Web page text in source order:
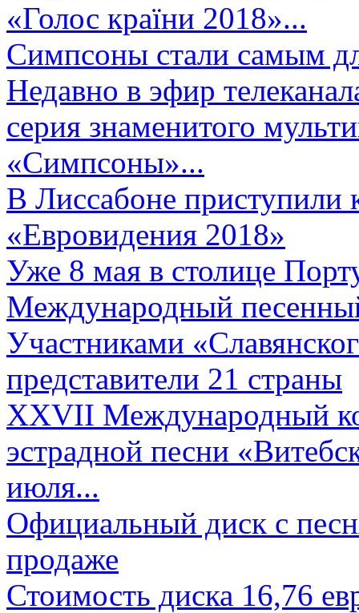
«Голос країни 2018»...
Симпсоны стали самым
Недавно в эфир
серия знаменитого
«Симпсоны»...
В Лиссабоне приступили
«Евровидения 2018»
Уже 8 мая в столице
Международный
Участниками
представители 21 страны
XXVII Международный
эстрадной песни
июля...
Официальный диск с
продаже
Стоимость диска 16,76